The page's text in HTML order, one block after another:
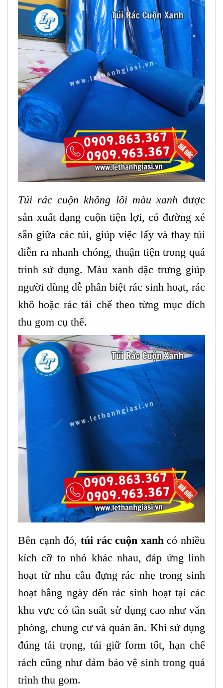
Túi rác cuộn không lõi màu xanh được
sản xuất dạng cuộn tiện lợi, có đường xé
sẵn giữa các túi, giúp việc lấy và thay túi
diễn ra nhanh chóng, thuận tiện trong quá
trình sử dụng. Màu xanh đặc trưng giúp
người dùng dễ phân biệt rác sinh hoạt, rác
khô hoặc rác tái chế theo từng mục đích
thu gom cụ thể.
Bên cạnh đó, túi rác cuộn xanhcó nhiều
kích cỡ to nhỏ khác nhau, đáp ứng linh
hoạt từ nhu cầu đựng rác nhẹ trong sinh
hoạt hằng ngày đến rác sinh hoạt tại các
khu vực có tần suất sử dụng cao như văn
phòng, chung cư và quán ăn. Khi sử dụng
đúng tải trọng, túi giữ form tốt, hạn chế
rách cũng như đảm bảo vệ sinh trong quá
trình thu gom.